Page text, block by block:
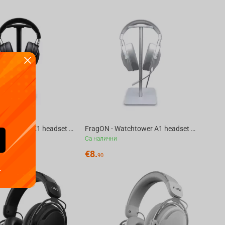
FragON - Watchtower K1 headset & headphone holder, Black FragON - Watchtower A1 headset & headphone holder, White
Са налични
€8.90